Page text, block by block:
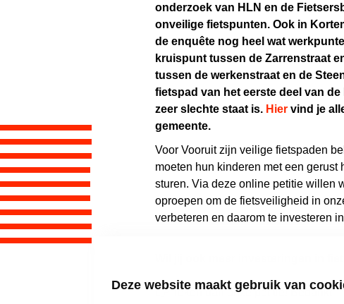
Deze website maakt gebruik van
onderzoek van HLN en de
onveilige fietspunten. Ook in
de enquête nog heel wat
kruispunt tussen de Zarrenstraat
tussen de werkenstraat en de
fietspad van het eerste deel van
zeer slechte staat is. Hier vind je
gemeente.
Voor Vooruit zijn veilige fietspaden
moeten hun kinderen met een gerust
sturen. Via deze online petitie willen
oproepen om de fietsveiligheid in
verbeteren en daarom te investeren
👉Teken dan onze petitie! Bedankt